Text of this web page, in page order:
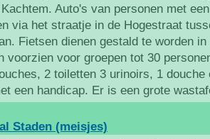
Auto's van personen met
via het straatje in de Hogestraat
Fietsen dienen gestald te worden
voorzien voor groepen tot 30
2 toiletten 3 urinoirs, 1 douche
een handicap. Er is een grote
Staden (meisjes)